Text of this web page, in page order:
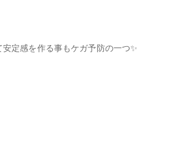
定感を作る事もケガ予防の一つ✨